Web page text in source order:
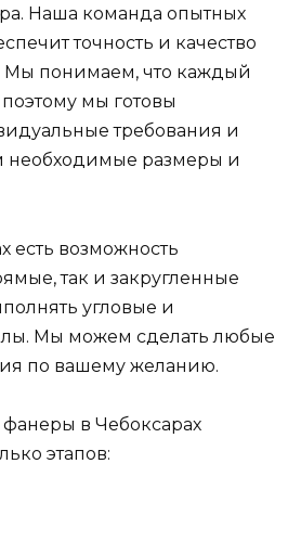
Наша команда опытных
точность и качество
Мы понимаем, что каждый
мы готовы
требования и
необходимые размеры и
есть возможность
так и закругленные
угловые и
Мы можем сделать любые
по вашему желанию.
в Чебоксарах
этапов: